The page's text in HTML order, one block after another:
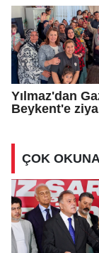
Yılmaz'dan
Beykent'e
ÇOK